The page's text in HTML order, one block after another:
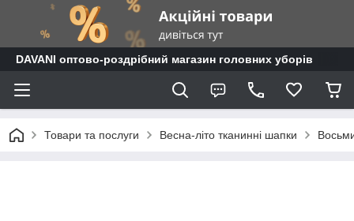
DAVANI оптово-роздрібний магазин головних уборів
Товари та послуги Весна-літо тканинні шапки